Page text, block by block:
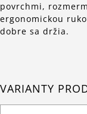
povrchmi,
ergonomickou
dobre sa držia.
VARIANTY